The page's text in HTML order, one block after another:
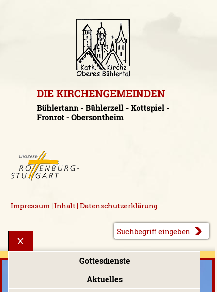
Impressum |Inhalt |Datenschutzerklärung
Gottesdienste
Aktuelles